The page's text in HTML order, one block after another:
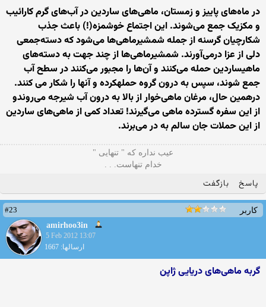
در ماه‌های پاییز و زمستان، ماهی‌های ساردین در آب‌های گرم کارائیب
و مکزیک جمع می‌شوند. این اجتماع خوشمزه(!) باعث جذب
شکارچیان گرسنه از جمله شمشیرماهی‌ها می‌شود که دسته‌جمعی
دلی از عزا درمی‌آورند. شمشیرماهی‌ها از چند جهت به دسته‌های
ماهیساردین حمله می‌کنند و آن‌ها را مجبور می‌کنند در سطح آب
جمع شوند، سپس به درون گروه حملهکرده و آنها را شکار می کنند.
درهمین حال، مرغان ماهی‌خوار از بالا به درون آب شیرجه می‌روندو
از این سفره گسترده ماهی می‌گیرند! تعداد کمی از ماهی‌های ساردین
از این حملات جان سالم به در می‌برند.
ﻋﻴﺐ ﻧﺪﺍره ﻛﻪ " ﺗﻨﻬﺎیی "
ﺧﺪاﻡ ﺗﻨﻬﺎﺳﺖ. . .
پاسخ بازگفت
کاربر
#23
amirhoo3in
5 Feb 2012 13:07
ارسالها: 1667
گربه‌ ماهی‌های دریایی ژاپن